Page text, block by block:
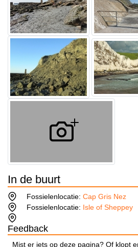
In de buurt
Fossielenlocatie:Cap Gris Nez
Fossielenlocatie: Isle of Sheppey
Feedback
Mist er iets op deze pagina? Of klopt